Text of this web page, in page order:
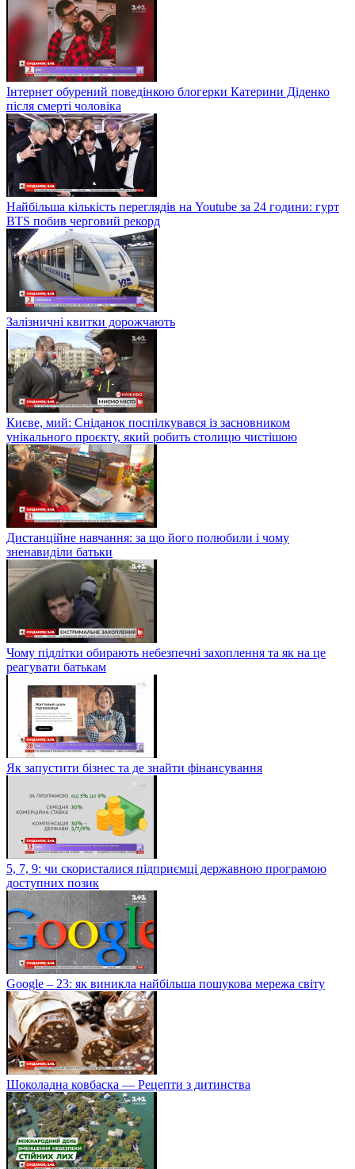
Інтернет обурений поведінкою блогерки Катерини Діденко
після смерті чоловіка
Найбільша кількість переглядів на Youtube за 24 години: гурт
BTS побив черговий рекорд
Залізничні квитки дорожчають
Києве, мий: Сніданок поспілкувався із засновником
унікального проєкту, який робить столицю чистішою
Дистанційне навчання: за що його полюбили і чому
зненавиділи батьки
Чому підлітки обирають небезпечні захоплення та як на це
реагувати батькам
Як запустити бізнес та де знайти фінансування
5, 7, 9: чи скористалися підприємці державною програмою
доступних позик
Google – 23: як виникла найбільша пошукова мережа світу
Шоколадна ковбаска — Рецепти з дитинства